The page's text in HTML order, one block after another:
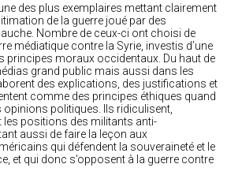
des plus exemplaires mettant clairement
de la guerre joué par des
Nombre de ceux-ci ont choisi de
médiatique contre la Syrie, investis d’une
principes moraux occidentaux. Du haut de
grand public mais aussi dans les
des explications, des justifications et
comme des principes éthiques quand
opinions politiques. Ils ridiculisent,
les positions des militants anti-
aussi de faire la leçon aux
qui défendent la souveraineté et le
et qui donc s’opposent à la guerre contre